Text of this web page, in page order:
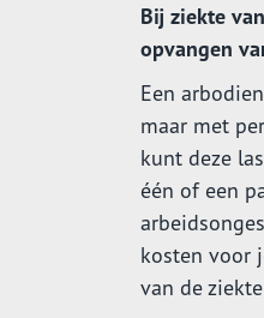
Bij ziekte
opvangen
Een
maar met
kunt deze
één of een
kosten voor
van de